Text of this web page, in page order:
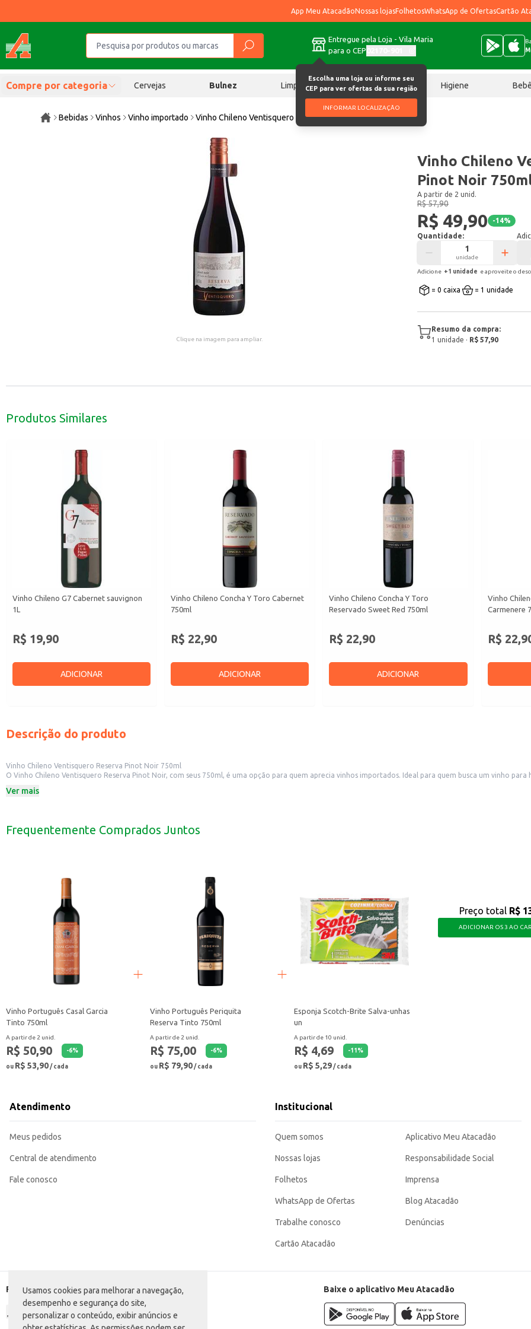
Usamos cookies para melhorar a navegação,
desempenho e segurança do site,
personalizar o conteúdo, exibir anúncios e
App Meu AtacadãoNossas lojasFolhetosWhatsApp de OfertasCartão
Entregue pela Loja - Vila Maria
para o CEP
Escolha uma loja ou informe seu
CEP para ver ofertas da sua região
INFORMAR LOCALIZAÇÃO
Compre por categoria Cervejas Bulnez Limpeza Chocolates Higiene
Bebidas Vinhos Vinho importado Vinho Chileno Ventisquero Reserva Pinot Noir 750ml
Clique na imagem para ampliar.
Vinho Chileno
Pinot Noir
A partir de 2 unid.
R$ 57,90
R$ 49,90 -14%
Quantidade:
unidade
Adicione +1 unidade e aproveite o
= 0 caixa = 1 unidade
Resumo da compra:
1 unidade · R$ 57,90
Produtos Similares
Vinho Chileno G7 Cabernet sauvignon
1L
R$ 19,90
ADICIONAR
Vinho Chileno Concha Y Toro Cabernet
750ml
R$ 22,90
ADICIONAR
Vinho Chileno Concha Y Toro
Reservado Sweet Red 750ml
R$ 22,90
ADICIONAR
Vinho
Carmenere
R$
Descrição do produto
Vinho Chileno Ventisquero Reserva Pinot Noir 750ml
O Vinho Chileno Ventisquero Reserva Pinot Noir, com seus 750ml, é uma opção para quem aprecia vinhos importados. Ideal para quem busca um vinho
Dicas de Uso:
O Vinho Chileno Ventisquero Reserva Pinot Noir é uma escolha que combina tradição e qualidade, oferecendo uma experiência agradável para os
Ver mais
Frequentemente Comprados Juntos
Vinho Português Casal Garcia
Tinto 750ml
A partir de 2 unid.
R$ 50,90 -6%
ou R$ 53,90/ cada
Vinho Português Periquita
Reserva Tinto 750ml
A partir de 2 unid.
R$ 75,00 -6%
ou R$ 79,90/ cada
Esponja Scotch-Brite Salva-unhas
un
A partir de 10 unid.
R$ 4,69 -11 %
ou R$ 5,29/ cada
Preço total R$
ADICIONAR OS 3 AO
Atendimento
Meus pedidos
Central de atendimento
Fale conosco
Institucional
Quem somos
Nossas lojas
Folhetos
WhatsApp de Ofertas
Trabalhe conosco
Cartão Atacadão
Aplicativo Meu Atacadão
Responsabilidade Social
Imprensa
Blog Atacadão
Denúncias
Formas de pagamento Baixe o aplicativo Meu Atacadão